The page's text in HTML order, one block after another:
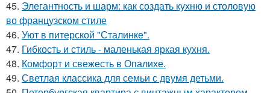
45. Элегантность и шарм: как создать кухню и столовую
во французском стиле
46. Уют в питерской "Сталинке".
47. Гибкость и стиль - маленькая яркая кухня.
48. Комфорт и свежесть в Опалихе.
49. Светлая классика для семьи с двумя детьми.